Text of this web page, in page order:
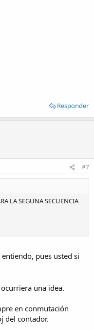
Responder
#7
LA SEGUNA SECUENCIA
pues usted si
una idea.
en conmutación
del contador.